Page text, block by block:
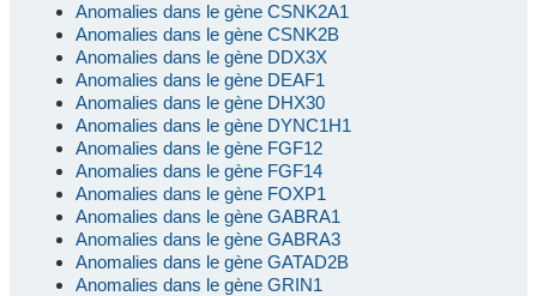
Anomalies dans le gène CSNK2A1
Anomalies dans le gène CSNK2B
Anomalies dans le gène DDX3X
Anomalies dans le gène DEAF1
Anomalies dans le gène DHX30
Anomalies dans le gène DYNC1H1
Anomalies dans le gène FGF12
Anomalies dans le gène FGF14
Anomalies dans le gène FOXP1
Anomalies dans le gène GABRA1
Anomalies dans le gène GABRA3
Anomalies dans le gène GATAD2B
Anomalies dans le gène GRIN1